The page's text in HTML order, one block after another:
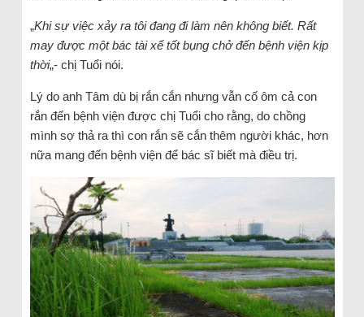
„Khi sự việc xảy ra tôi đang đi làm nên không biết. Rất
may được một bác tài xế tốt bụng chở đến bệnh viện kịp
thời„- chị Tuổi nói.
Lý do anh Tâm dù bị rắn cắn nhưng vẫn cố ôm cả con
rắn đến bệnh viện được chị Tuổi cho rằng, do chồng
mình sợ thả ra thì con rắn sẽ cắn thêm người khác, hơn
nữa mang đến bệnh viện để bác sĩ biết mà điều trị.